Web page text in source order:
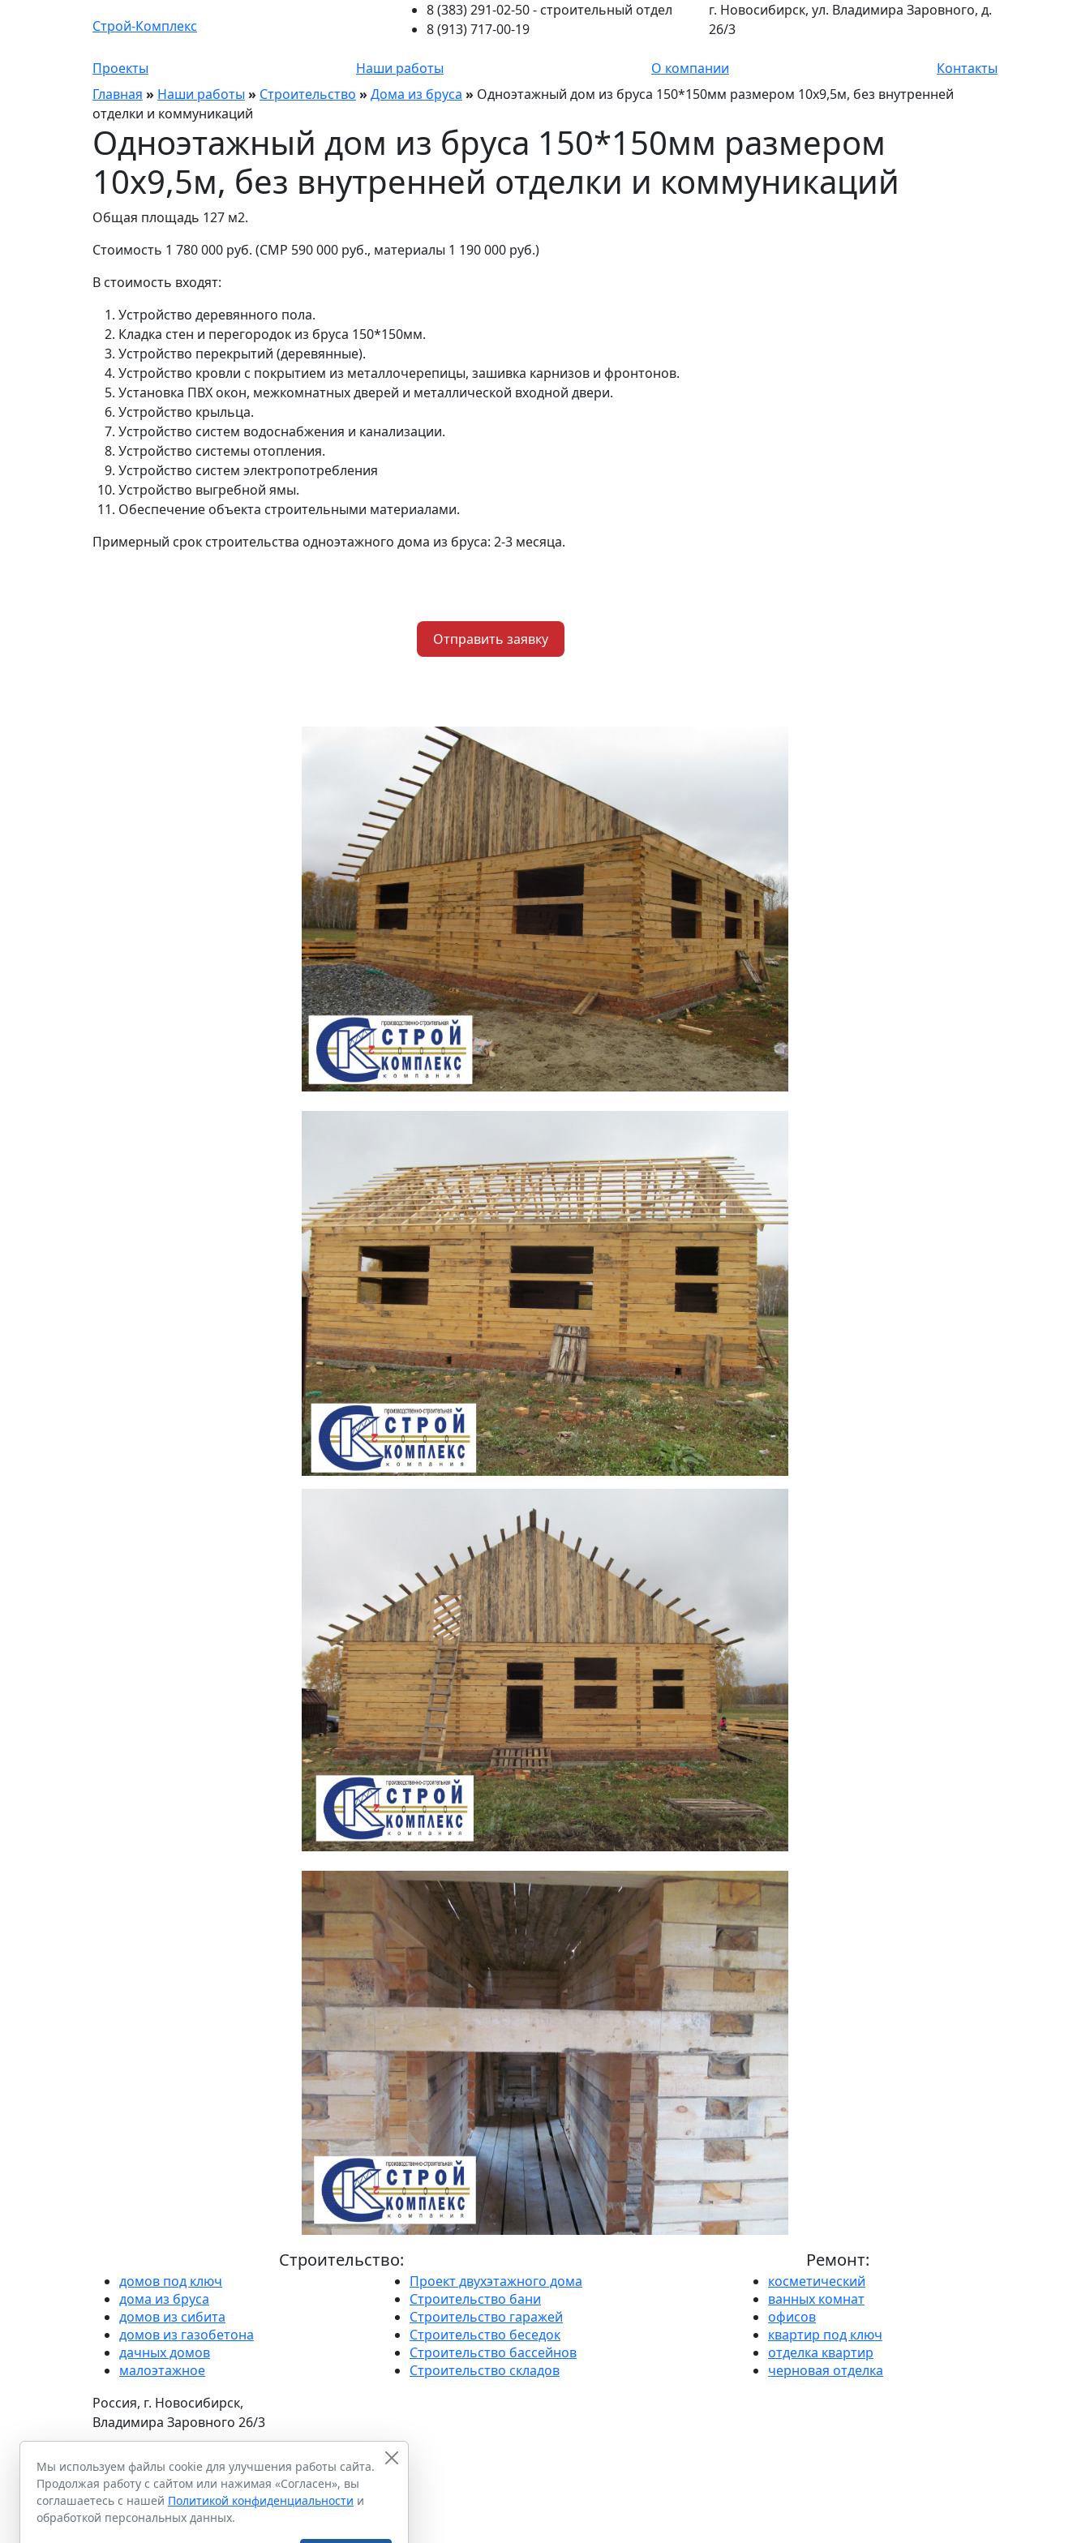
Строй-Комплекс
8 (383) 291-02-50- строительный отдел
8 (913) 717-00-19
г. Новосибирск, ул. Владимира Заровного, д.
26/3
Проекты Наши работы О компании
Контакты
Главная » Наши работы » Строительство » Дома из бруса » Одноэтажный дом из бруса 150*150мм размером 10х9,5м, без внутренней
отделки и коммуникаций
Одноэтажный дом из бруса 150*150мм размером
10х9,5м, без внутренней отделки и коммуникаций
Общая площадь 127 м2.
Стоимость 1 780 000 руб. (СМР 590 000 руб., материалы 1 190 000 руб.)
В стоимость входят:
Устройство деревянного пола.
Кладка стен и перегородок из бруса 150*150мм.
Устройство перекрытий (деревянные).
Устройство кровли с покрытием из металлочерепицы, зашивка карнизов и фронтонов.
Установка ПВХ окон, межкомнатных дверей и металлической входной двери.
Устройство крыльца.
Устройство систем водоснабжения и канализации.
Устройство системы отопления.
Устройство систем электропотребления
Устройство выгребной ямы.
Обеспечение объекта строительными материалами.
Примерный срок строительства одноэтажного дома из бруса: 2-3 месяца.
Отправить заявку
Строительство: Ремонт:
домов под ключ
дома из бруса
домов из сибита
домов из газобетона
дачных домов
малоэтажное
Проект двухэтажного дома
Строительство бани
Строительство гаражей
Строительство беседок
Строительство бассейнов
Строительство складов
косметический
ванных комнат
офисов
квартир под ключ
отделка квартир
черновая отделка
Россия, г. Новосибирск,
Владимира Заровного 26/3
СОЗДАНИЕ САЙТА– Nsk Design
Мы используем файлы cookie для улучшения работы сайта.
Продолжая работу с сайтом или нажимая «Согласен», вы
соглашаетесь с нашей Политикой конфиденциальности и
обработкой персональных данных.